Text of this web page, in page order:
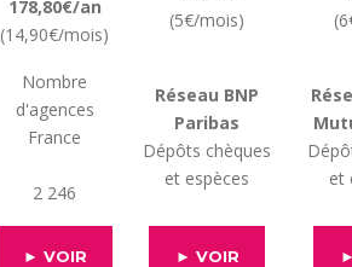
178,80€/an
(14,90€/mois)
(5€/mois)
Nombre
d'agences
France
2 246
Réseau BNP
Paribas
Dépôts chèques
et espèces
et
► VOIR
► VOIR